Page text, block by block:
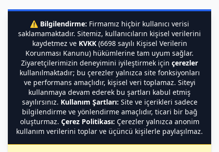
⚠️ Bilgilendirme: Firmamız hiçbir kullanıcı verisi
saklamamaktadır. Sitemiz, kullanıcıların kişisel verilerini
kaydetmez ve KVKK(6698 sayılı Kişisel Verilerin
Korunması Kanunu) hükümlerine tam uyum sağlar.
Ziyaretçilerimizin deneyimini iyileştirmek için çerezler
kullanılmaktadır; bu çerezler yalnızca site fonksiyonları
ve performans amaçlıdır, kişisel veri toplamaz. Siteyi
kullanmaya devam ederek bu şartları kabul etmiş
sayılırsınız. Kullanım Şartları: Site ve içerikleri sadece
bilgilendirme ve yönlendirme amaçlıdır, ticari bir bağ
oluşturmaz. Çerez Politikası: Çerezler yalnızca anonim
kullanım verilerini toplar ve üçüncü kişilerle paylaşılmaz.